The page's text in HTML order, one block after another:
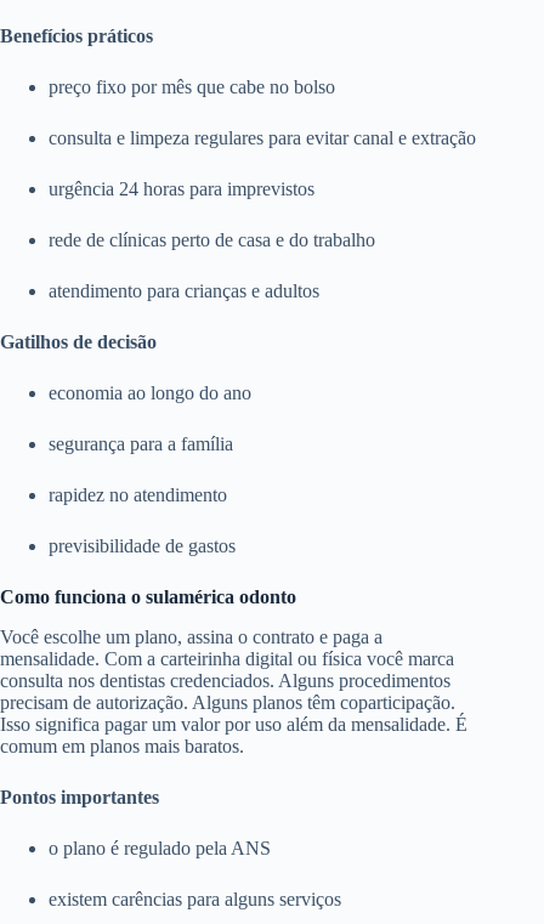
Benefícios práticos
preço fixo por mês que cabe no bolso
consulta e limpeza regulares para evitar canal e extração
urgência 24 horas para imprevistos
rede de clínicas perto de casa e do trabalho
atendimento para crianças e adultos
Gatilhos de decisão
economia ao longo do ano
segurança para a família
rapidez no atendimento
previsibilidade de gastos
Como funciona o sulamérica odonto
Você escolhe um plano, assina o contrato e paga a
mensalidade. Com a carteirinha digital ou física você marca
consulta nos dentistas credenciados. Alguns procedimentos
precisam de autorização. Alguns planos têm coparticipação.
Isso significa pagar um valor por uso além da mensalidade. É
comum em planos mais baratos.
Pontos importantes
o plano é regulado pela ANS
existem carências para alguns serviços